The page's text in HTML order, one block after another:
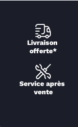
Livraison
offerte*
Service après
vente